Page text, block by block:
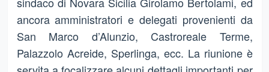
ancora amministratori e delegati provenienti da
San Marco d’Alunzio, Castroreale Terme,
Palazzolo Acreide, Sperlinga, ecc. La riunione è